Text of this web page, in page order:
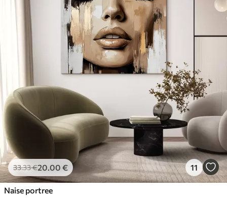
33.33€20.00 € 11
Naise portree